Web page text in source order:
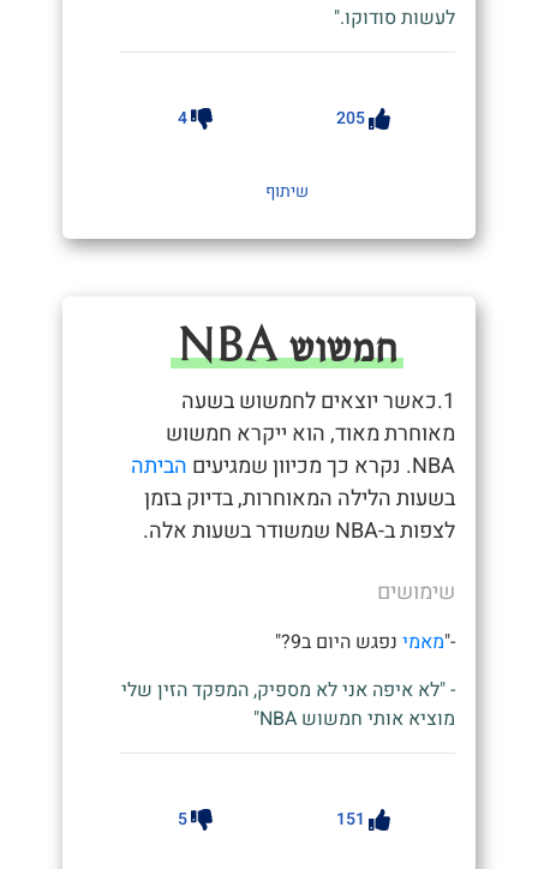
לעשות סודוקו."
205
4
שיתוף
חמשוש NBA
1.כאשר יוצאים לחמשוש בשעה
מאוחרת מאוד, הוא ייקרא חמשוש
NBA. נקרא כך מכיוון שמגיעים
הביתה
בשעות הלילה המאוחרות, בדיוק בזמן
לצפות ב-NBA שמשודר בשעות אלה.
שימושים
-"מאמי נפגש היום ב9?"
- "לא איפה אני לא מספיק, המפקד הזין שלי
מוציא אותי חמשוש NBA"
151
5